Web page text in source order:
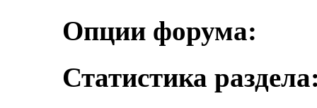
Опции форума:
Статистика